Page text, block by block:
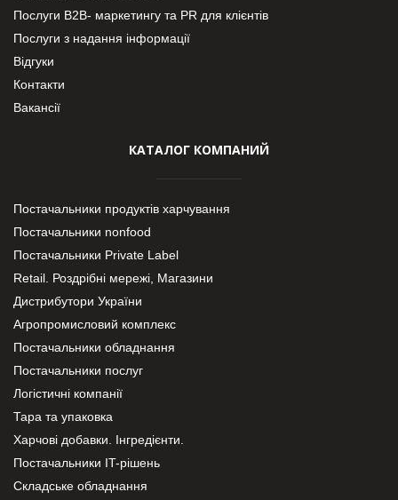
Послуги В2В- маркетингу та PR для клієнтів
Послуги з надання інформації
Відгуки
Контакти
Вакансії
КАТАЛОГ КОМПАНИЙ
Постачальники продуктів харчування
Постачальники nonfood
Постачальники Private Label
Retail. Роздрібні мережі, Магазини
Дистрибутори України
Агропромисловий комплекс
Постачальники обладнання
Постачальники послуг
Логістичні компанії
Тара та упаковка
Харчові добавки. Інгредієнти.
Постачальники IT-рішень
Складське обладнання